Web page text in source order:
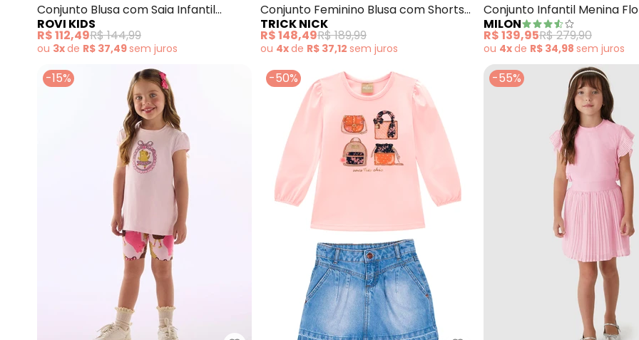
Conjunto Blusa com Saia Infantil
(Rosa)
ROVI KIDS
R$ 112,49R$ 144,99
ou 3xde R$ 37,49sem juros
Conjunto Feminino Blusa com Shorts
(Rosa)
TRICK NICK
R$ 148,49R$ 189,99
ou 4xde R$ 37,12 sem juros
Conjunto Infantil Menina
MILON
R$ 139,95R$ 279,90
ou 4xde R$ 34,98 sem juros
-15% -50% -55%